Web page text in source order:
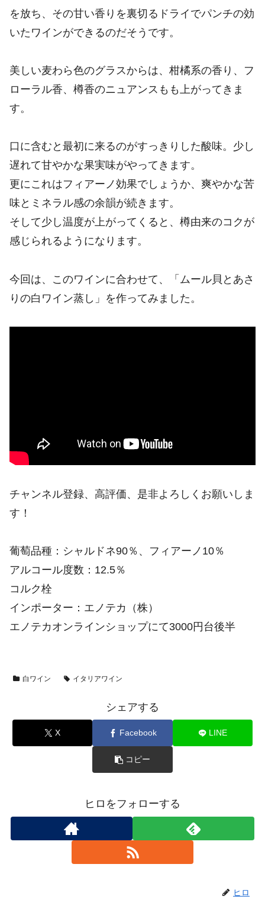
を放ち、その甘い香りを裏切るドライでパンチの効
いたワインができるのだそうです。
美しい麦わら色のグラスからは、柑橘系の香り、フ
ローラル香、樽香のニュアンスもも上がってきま
す。
口に含むと最初に来るのがすっきりした酸味。少し
遅れて甘やかな果実味がやってきます。
更にこれはフィアーノ効果でしょうか、爽やかな苦
味とミネラル感の余韻が続きます。
そして少し温度が上がってくると、樽由来のコクが
感じられるようになります。
今回は、このワインに合わせて、「ムール貝とあさ
りの白ワイン蒸し」を作ってみました。
チャンネル登録、高評価、是非よろしくお願いしま
す！
葡萄品種：シャルドネ90％、フィアーノ10％
アルコール度数：12.5％
コルク栓
インポーター：エノテカ（株）
エノテカオンラインショップにて3000円台後半
白ワイン イタリアワイン
シェアする
X Facebook LINE
コピー
ヒロをフォローする
ヒロ